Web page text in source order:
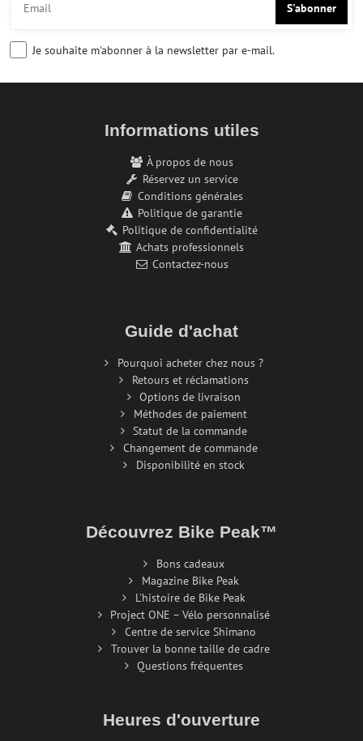
S'abonner
Je souhaite m'abonner à la newsletter par e-mail.
Informations utiles
À propos de nous
Réservez un service
Conditions générales
Politique de garantie
Politique de confidentialité
Achats professionnels
Contactez-nous
Guide d'achat
Pourquoi acheter chez nous ?
Retours et réclamations
Options de livraison
Méthodes de paiement
Statut de la commande
Changement de commande
Disponibilité en stock
Découvrez Bike Peak™
Bons cadeaux
Magazine Bike Peak
L'histoire de Bike Peak
Project ONE – Vélo personnalisé
Centre de service Shimano
Trouver la bonne taille de cadre
Questions fréquentes
Heures d'ouverture